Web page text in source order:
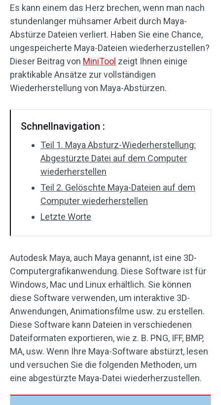
Es kann einem das Herz brechen, wenn man nach
stundenlanger mühsamer Arbeit durch Maya-
Abstürze Dateien verliert. Haben Sie eine Chance,
ungespeicherte Maya-Dateien wiederherzustellen?
Dieser Beitrag von MiniTool zeigt Ihnen einige
praktikable Ansätze zur vollständigen
Wiederherstellung von Maya-Abstürzen.
Schnellnavigation :
Teil 1. Maya Absturz-Wiederherstellung:
Abgestürzte Datei auf dem Computer
wiederherstellen
Teil 2. Gelöschte Maya-Dateien auf dem
Computer wiederherstellen
Letzte Worte
Autodesk Maya, auch Maya genannt, ist eine 3D-
Computergrafikanwendung. Diese Software ist für
Windows, Mac und Linux erhältlich. Sie können
diese Software verwenden, um interaktive 3D-
Anwendungen, Animationsfilme usw. zu erstellen.
Diese Software kann Dateien in verschiedenen
Dateiformaten exportieren, wie z. B. PNG, IFF, BMP,
MA, usw. Wenn Ihre Maya-Software abstürzt, lesen
und versuchen Sie die folgenden Methoden, um
eine abgestürzte Maya-Datei wiederherzustellen.